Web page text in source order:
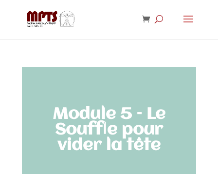
Module 5 – Le
Souffle pour
vider la tête